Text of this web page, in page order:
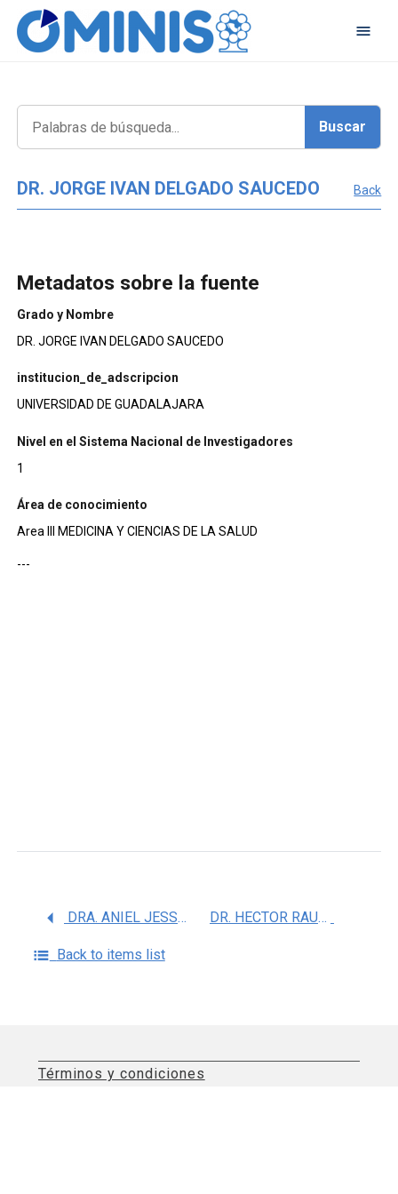
DR. JORGE IVAN DELGADO SAUCEDO Back
Metadatos sobre la fuente
Grado y Nombre
DR. JORGE IVAN DELGADO SAUCEDO
institucion_de_adscripcion
UNIVERSIDAD DE GUADALAJARA
Nivel en el Sistema Nacional de Investigadores
1
Área de conocimiento
Area III MEDICINA Y CIENCIAS DE LA SALUD
---
DRA. ANIEL JESSICA LETICIA BRAMBILA TAPIA DR. HECTOR RAUL PEREZ GOMEZ
Back to items list
Términos y condiciones